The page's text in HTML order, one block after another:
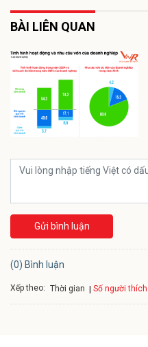
BÀI LIÊN QUAN
Gửi bình luận
(0) Bình luận
Xếp theo: Thời gian Số người thích